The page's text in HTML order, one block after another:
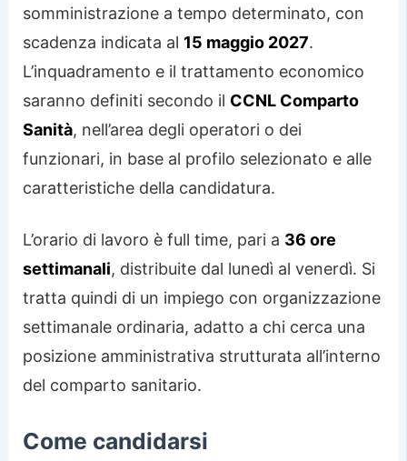
somministrazione a tempo determinato, con
scadenza indicata al 15 maggio 2027.
L’inquadramento e il trattamento economico
saranno definiti secondo il CCNL Comparto
Sanità, nell’area degli operatori o dei
funzionari, in base al profilo selezionato e alle
caratteristiche della candidatura.
L’orario di lavoro è full time, pari a 36 ore
settimanali, distribuite dal lunedì al venerdì. Si
tratta quindi di un impiego con organizzazione
settimanale ordinaria, adatto a chi cerca una
posizione amministrativa strutturata all’interno
del comparto sanitario.
Come candidarsi